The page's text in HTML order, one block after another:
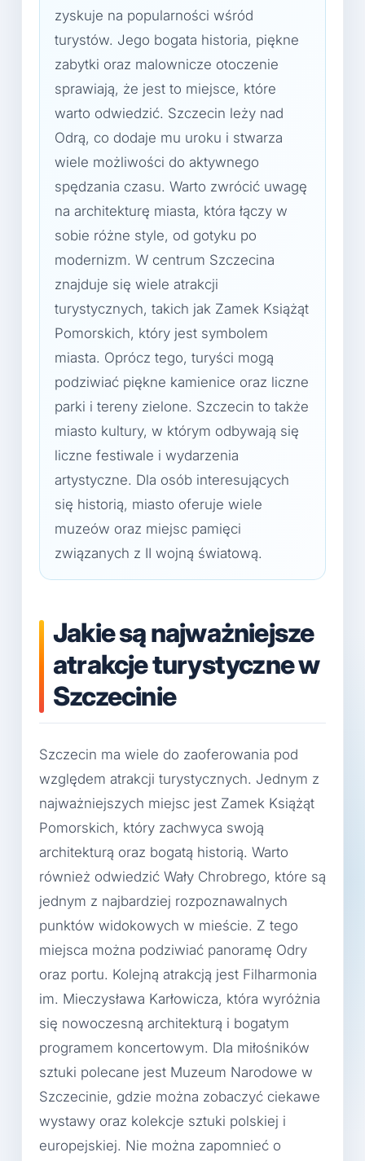
zyskuje na popularności wśród
turystów. Jego bogata historia, piękne
zabytki oraz malownicze otoczenie
sprawiają, że jest to miejsce, które
warto odwiedzić. Szczecin leży nad
Odrą, co dodaje mu uroku i stwarza
wiele możliwości do aktywnego
spędzania czasu. Warto zwrócić uwagę
na architekturę miasta, która łączy w
sobie różne style, od gotyku po
modernizm. W centrum Szczecina
znajduje się wiele atrakcji
turystycznych, takich jak Zamek Książąt
Pomorskich, który jest symbolem
miasta. Oprócz tego, turyści mogą
podziwiać piękne kamienice oraz liczne
parki i tereny zielone. Szczecin to także
miasto kultury, w którym odbywają się
liczne festiwale i wydarzenia
artystyczne. Dla osób interesujących
się historią, miasto oferuje wiele
muzeów oraz miejsc pamięci
związanych z II wojną światową.
Jakie są najważniejsze
atrakcje turystyczne w
Szczecinie
Szczecin ma wiele do zaoferowania pod
względem atrakcji turystycznych. Jednym z
najważniejszych miejsc jest Zamek Książąt
Pomorskich, który zachwyca swoją
architekturą oraz bogatą historią. Warto
również odwiedzić Wały Chrobrego, które są
jednym z najbardziej rozpoznawalnych
punktów widokowych w mieście. Z tego
miejsca można podziwiać panoramę Odry
oraz portu. Kolejną atrakcją jest Filharmonia
im. Mieczysława Karłowicza, która wyróżnia
się nowoczesną architekturą i bogatym
programem koncertowym. Dla miłośników
sztuki polecane jest Muzeum Narodowe w
Szczecinie, gdzie można zobaczyć ciekawe
wystawy oraz kolekcje sztuki polskiej i
europejskiej. Nie można zapomnieć o